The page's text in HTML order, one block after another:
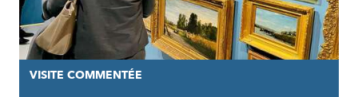
VISITE COMMENTÉE